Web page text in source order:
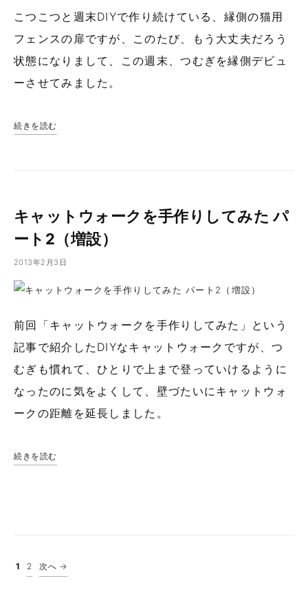
こつこつと週末DIYで作り続けている、縁側の猫用
フェンスの扉ですが、このたび、もう大丈夫だろう
状態になりまして、この週末、つむぎを縁側デビュ
ーさせてみました。
続きを読む
キャットウォークを手作りしてみた パ
ート2（増設）
2013年2月3日
前回「キャットウォークを手作りしてみた」という
記事で紹介したDIYなキャットウォークですが、つ
むぎも慣れて、ひとりで上まで登っていけるように
なったのに気をよくして、壁づたいにキャットウォ
ークの距離を延長しました。
続きを読む
投稿のページ送り
1 2 次へ →